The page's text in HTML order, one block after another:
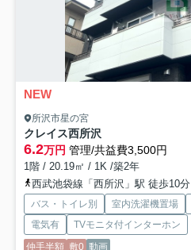
NEW
所沢市星の宮
クレイス西所沢
6.2万円 管理/共益費3,500円
1階 / 20.19㎡ / 1K /築2年
西武池袋線「西所沢」駅 徒歩10分
バス・トイレ別 室内洗濯機置場
電気有
TVモニタ付インターホン
仲手半額 敷0 動画